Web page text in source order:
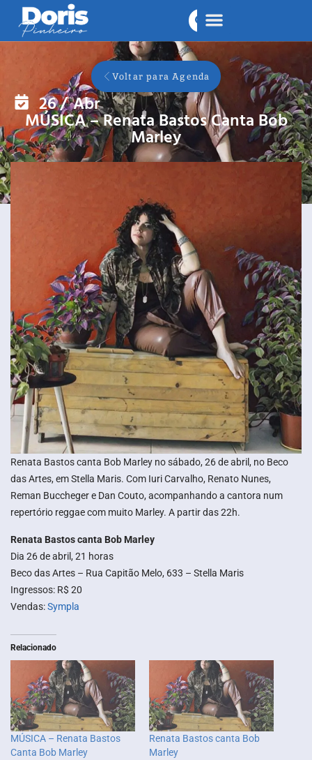
Voltar para Agenda
26/ Abr
MÚSICA – Renata Bastos Canta Bob
Marley
Renata Bastos canta Bob Marley no sábado, 26 de abril, no Beco
das Artes, em Stella Maris. Com Iuri Carvalho, Renato Nunes,
Reman Buccheger e Dan Couto, acompanhando a cantora num
repertório reggae com muito Marley. A partir das 22h.
Renata Bastos canta Bob Marley
Dia 26 de abril, 21 horas
Beco das Artes – Rua Capitão Melo, 633 – Stella Maris
Ingressos: R$ 20
Vendas:Sympla
Relacionado
MÚSICA – Renata Bastos
Canta Bob Marley
Renata Bastos canta Bob
Marley